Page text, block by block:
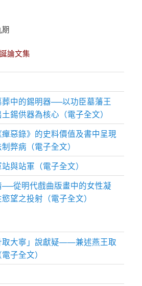
期
論文集
中的錫明器──以功臣墓藩王
錫供器為核心（電子全文）
惡錄》的史料價值及書中呈現
弊病（電子全文）
與站軍（電子全文）
──從明代戲曲版畫中的女性凝
望之投射（電子全文）
取大寧」說獻疑——兼述燕王取
子全文）